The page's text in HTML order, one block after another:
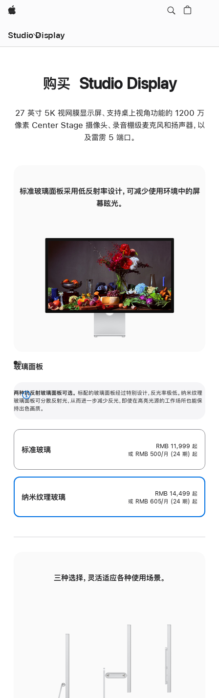
Apple
Studio Display
购买 Studio Display
27 英寸 5K 视网膜显示屏、支持桌上视角功能的 1200 万
像素 Center Stage 摄像头、录音棚级麦克风和扬声器，以
及雷雳 5 端口。
标准玻璃面板采用低反射率设计，可减少使用环境中的屏
幕眩光。
玻璃面板
两种抗反射玻璃面板可选。 标配的玻璃面板经过特别设计，反光率极低。纳米纹理
玻璃面板可分散反射光，从而进一步减少反光，即使在高亮光源的工作场所也能保
持出色画质。
展
开
标准玻璃 RMB 11,999 起
或 RMB 500/月 (24 期) 起
纳米纹理玻璃 RMB 14,499 起
或 RMB 605/月 (24 期) 起
三种选择，灵活适应各种使用场景。